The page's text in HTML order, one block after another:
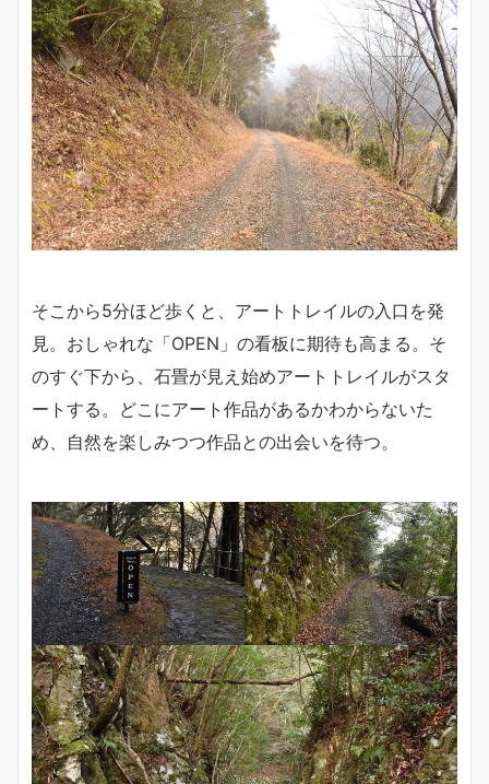
そこから5分ほど歩くと、アートトレイルの入口を発
見。おしゃれな「OPEN」の看板に期待も高まる。そ
のすぐ下から、石畳が見え始めアートトレイルがスタ
ートする。どこにアート作品があるかわからないた
め、自然を楽しみつつ作品との出会いを待つ。